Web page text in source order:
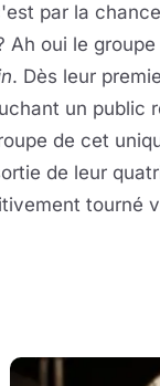
par la
oui le
. Dès leur
un public
de cet
de leur
tourné